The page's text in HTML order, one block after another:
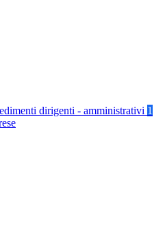
dirigenti - amministrativi 1